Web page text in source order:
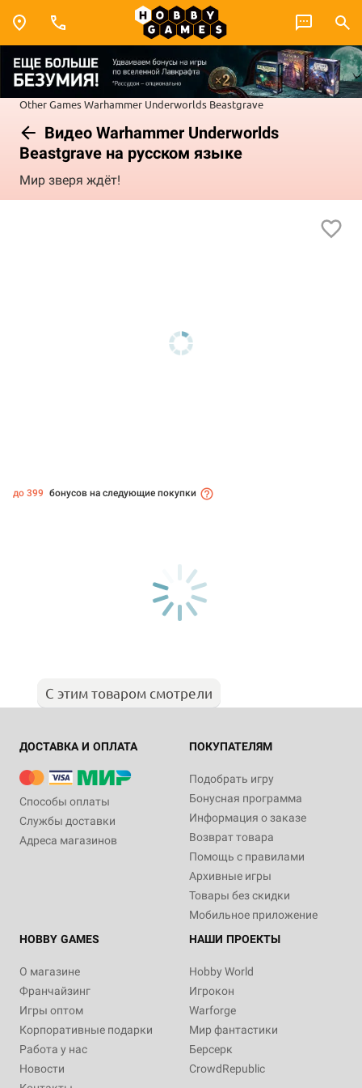
Other GamesWarhammer Underworlds Beastgrave
Видео Warhammer Underworlds
Beastgrave на русском языке
Мир зверя ждёт!
до 399 бонусов на следующие покупки
С этим товаром смотрели
ДОСТАВКА И ОПЛАТА
Способы оплаты
Службы доставки
Адреса магазинов
ПОКУПАТЕЛЯМ
Подобрать игру
Бонусная программа
Информация о заказе
Возврат товара
Помощь с правилами
Архивные игры
Товары без скидки
Мобильное приложение
HOBBY GAMES
О магазине
Франчайзинг
Игры оптом
Корпоративные подарки
Работа у нас
Новости
НАШИ ПРОЕКТЫ
Hobby World
Игрокон
Warforge
Мир фантастики
Берсерк
CrowdRepublic